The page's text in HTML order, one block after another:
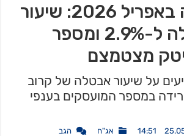
שוק העבודה באפריל 2026: שיעור
האבטלה עולה ל-2.9% ומספר
מצטמצם
על שיעור אבטלה של קרוב
במספר המועסקים בענפי
אג"ח הגב